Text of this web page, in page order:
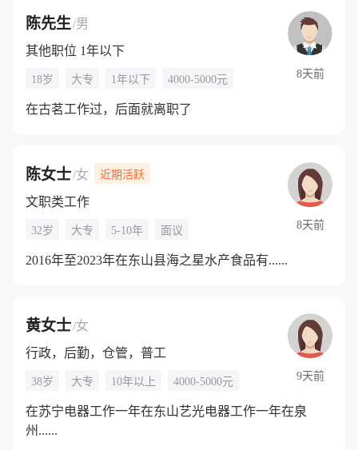
陈先生/男
其他职位 1年以下
18岁 大专 1年以下 4000-5000元 8天前
在古茗工作过，后面就离职了
陈女士/女 近期活跃
文职类工作
32岁 大专 5-10年 面议 8天前
2016年至2023年在东山县海之星水产食品有......
黄女士/女
行政，后勤，仓管，普工
38岁 大专 10年以上 4000-5000元 9天前
在苏宁电器工作一年在东山艺光电器工作一年在泉
州......